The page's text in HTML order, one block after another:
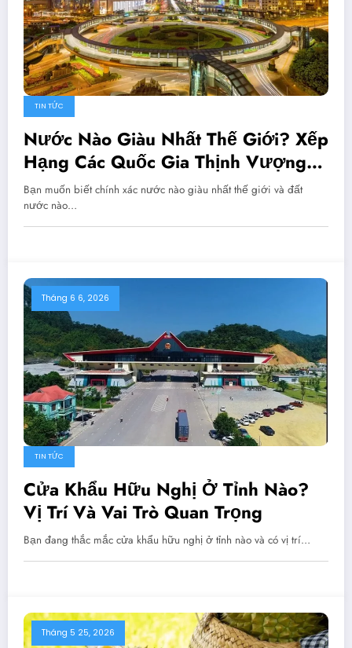
TIN TỨC
Nước Nào Giàu Nhất Thế Giới? Xếp
Hạng Các Quốc Gia Thịnh Vượng
Mới Nhất
Bạn muốn biết chính xác nước nào giàu nhất thế giới và đất
nước nào…
Tháng 6 6, 2026
TIN TỨC
Cửa Khẩu Hữu Nghị Ở Tỉnh Nào?
Vị Trí Và Vai Trò Quan Trọng
Bạn đang thắc mắc cửa khẩu hữu nghị ở tỉnh nào và có vị trí…
Tháng 5 25, 2026